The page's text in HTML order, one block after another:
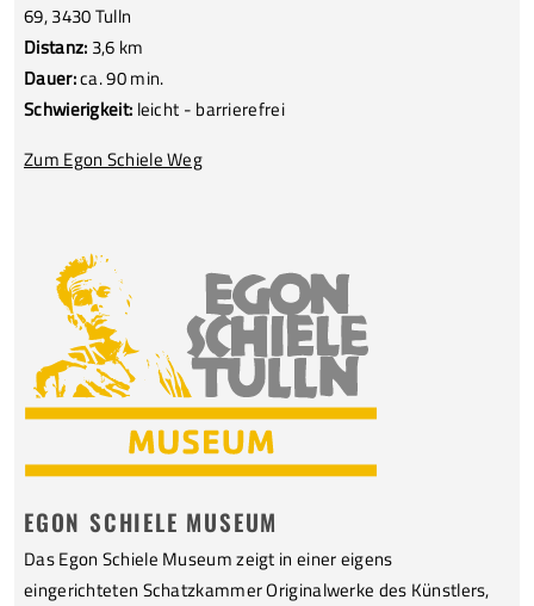
69, 3430 Tulln
Distanz: 3,6 km
Dauer:ca. 90 min.
Schwierigkeit: leicht - barrierefrei
Zum Egon Schiele Weg
EGON SCHIELE MUSEUM
Das Egon Schiele Museum zeigt in einer eigens
eingerichteten Schatzkammer Originalwerke des Künstlers,